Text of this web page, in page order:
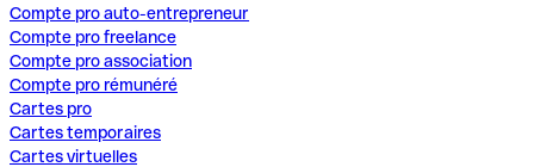
Compte pro auto-entrepreneur
Compte pro freelance
Compte pro association
Compte pro rémunéré
Cartes pro
Cartes temporaires
Cartes virtuelles